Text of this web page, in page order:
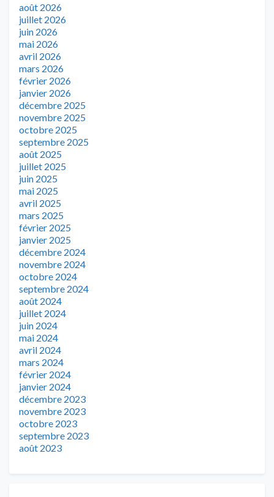
août 2026
juillet 2026
juin 2026
mai 2026
avril 2026
mars 2026
février 2026
janvier 2026
décembre 2025
novembre 2025
octobre 2025
septembre 2025
août 2025
juillet 2025
juin 2025
mai 2025
avril 2025
mars 2025
février 2025
janvier 2025
décembre 2024
novembre 2024
octobre 2024
septembre 2024
août 2024
juillet 2024
juin 2024
mai 2024
avril 2024
mars 2024
février 2024
janvier 2024
décembre 2023
novembre 2023
octobre 2023
septembre 2023
août 2023